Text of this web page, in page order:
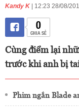
Kandy K | 12:23 28/08/
0
CHIA SẺ
Cùng điểm lại
trước khi anh bị
Phim ngắn Blade